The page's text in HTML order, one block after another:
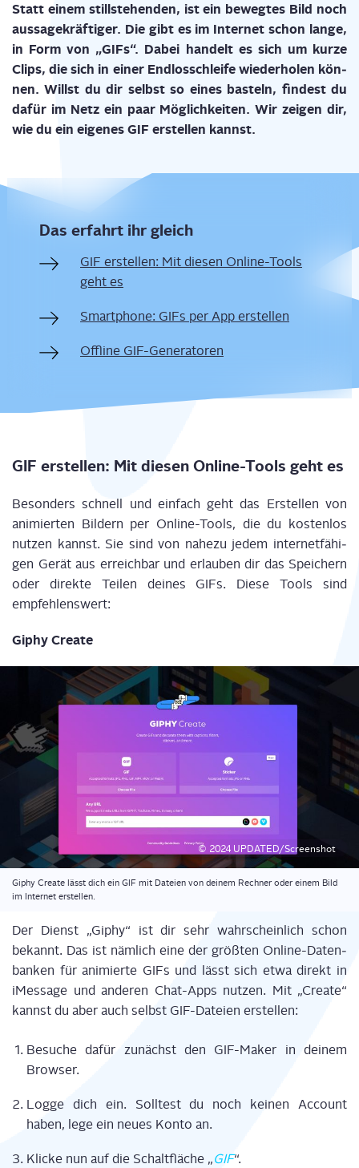
Statt einem still­ste­hen­den, ist ein beweg­tes Bild noch
aus­sa­ge­kräf­ti­ger. Die gibt es im Inter­net schon lan­ge,
in Form von „GIFs“. Dabei han­delt es sich um kur­ze
Clips, die sich in einer End­los­schlei­fe wie­der­ho­len kön­
nen. Willst du dir selbst so eines bas­teln, fin­dest du
dafür im Netz ein paar Mög­lich­kei­ten. Wir zei­gen dir,
wie du ein eige­nes GIF erstel­len kannst.
Das erfahrt ihr gleich
GIF erstel­len: Mit die­sen Online-Tools
geht es
Smart­phone: GIFs per App erstellen
Off­line GIF-Generatoren
GIF erstel­len: Mit die­sen Online-Tools geht es
Beson­ders schnell und ein­fach geht das Erstel­len von
ani­mier­ten Bil­dern per Online-Tools, die du kos­ten­los
nut­zen kannst. Sie sind von nahe­zu jedem inter­net­fä­hi­
gen Gerät aus erreich­bar und erlau­ben dir das Spei­chern
oder direk­te Tei­len dei­nes GIFs. Die­se Tools sind
empfehlenswert:
Giphy Crea­te
© 2024 UPDATED/Screenshot
Giphy Crea­te lässt dich ein GIF mit Datei­en von dei­nem Rech­ner oder einem Bild
im Inter­net erstellen.
Der Dienst „Giphy“ ist dir sehr wahr­schein­lich schon
bekannt. Das ist näm­lich eine der größ­ten Online-Daten­
ban­ken für ani­mier­te GIFs und lässt sich etwa direkt in
iMes­sa­ge und ande­ren Chat-Apps nut­zen. Mit „Crea­te“
kannst du aber auch selbst GIF-Datei­en erstellen:
Besu­che dafür zunächst den GIF-Maker in dei­nem
Browser.
Log­ge dich ein. Soll­test du noch kei­nen Account
haben, lege ein neu­es Kon­to an.
Kli­cke nun auf die Schalt­flä­che „GIF“.